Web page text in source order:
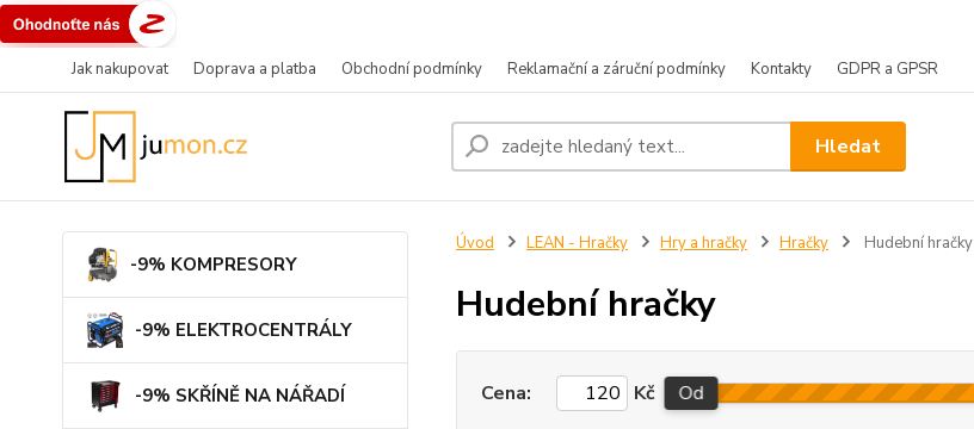
Jak nakupovat Doprava a platba Obchodní podmínky Reklamační a záruční podmínky Kontakty GDPR a GPSR
Hledat
-9% KOMPRESORY
-9% ELEKTROCENTRÁLY
-9% SKŘÍNĚ NA NÁŘADÍ
Úvod LEAN - Hračky Hry a hračky Hračky Hudební hračky
Hudební hračky
Cena: Kč Od